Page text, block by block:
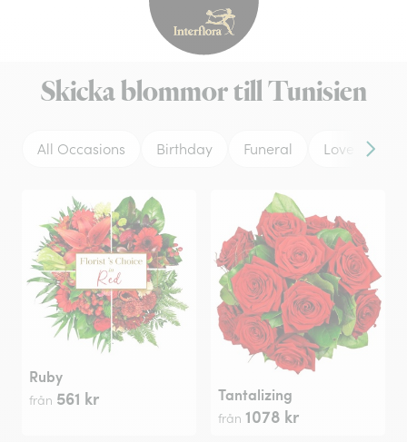
Interflora -
Skicka blommor till Tunisien
Framåt
All Occasions Birthday Funeral Love
Ruby
från 561 kr Tantalizing
från 1078 kr